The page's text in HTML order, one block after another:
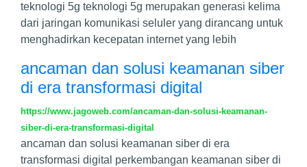
teknologi 5g teknologi 5g merupakan generasi kelima
dari jaringan komunikasi seluler yang dirancang untuk
menghadirkan kecepatan internet yang lebih
ancaman dan solusi keamanan siber
di era transformasi digital
https://www.jagoweb.com/ancaman-dan-solusi-keamanan-
siber-di-era-transformasi-digital
ancaman dan solusi keamanan siber di era
transformasi digital perkembangan keamanan siber di